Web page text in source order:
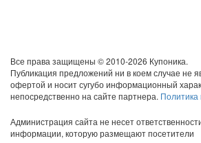
Все права защищены © 2010-2026 Купоника.
Публикация предложений ни в коем случае не
офертой и носит сугубо информационный
непосредственно на сайте партнера.
Администрация сайта не несет
информации, которую размещают посетители